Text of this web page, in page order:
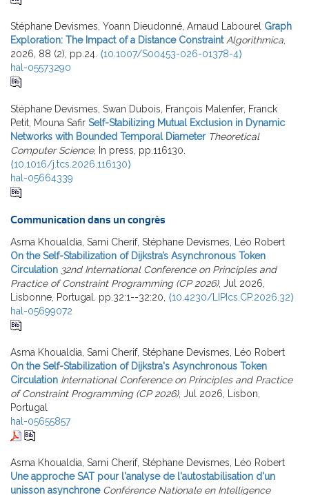
Stéphane Devismes, Yoann Dieudonné, Arnaud Labourel Graph
Exploration: The Impact of a Distance Constraint Algorithmica
2026, 88 (2), pp.24. ⟨10.1007/S00453-026-01378-4⟩
hal-05573290
Stéphane Devismes, Swan Dubois, François Malenfer, Franck
Petit, Mouna Safir Self-Stabilizing Mutual Exclusion in Dynamic
Networks with Bounded Temporal Diameter Theoretical
Computer Science, In press, pp.116130.
⟨10.1016/j.tcs.2026.116130⟩
hal-05664339
Communication dans un congrès
Asma Khoualdia, Sami Cherif, Stéphane Devismes, Léo Robert
On the Self-Stabilization of Dijkstra’s Asynchronous Token
Circulation 32nd International Conference on Principles and
Practice of Constraint Programming (CP 2026), Jul 2026,
Lisbonne, Portugal. pp.32:1--32:20, ⟨10.4230/LIPIcs.CP.2026.32⟩
hal-05699072
Asma Khoualdia, Sami Cherif, Stéphane Devismes, Léo Robert
On the Self-Stabilization of Dijkstra's Asynchronous Token
Circulation International Conference on Principles and Practice
of Constraint Programming (CP 2026), Jul 2026, Lisbon,
Portugal
hal-05655857
Asma Khoualdia, Sami Cherif, Stéphane Devismes, Léo Robert
Une approche SAT pour l'analyse de l'autostabilisation d'un
unisson asynchrone Conférence Nationale en Intelligence